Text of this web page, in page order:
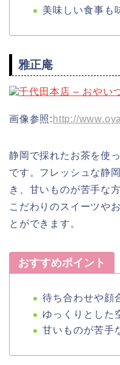
美味しい食事も
雅正庵
画像参照: http://
静岡で採れたお茶を使
です。フレッシュな静
き、甘いものが苦手な
こだわりのスイーツや
とができます。
おすすめポイント
待ち合わせや顔
ゆっくりとした
甘いものが苦手